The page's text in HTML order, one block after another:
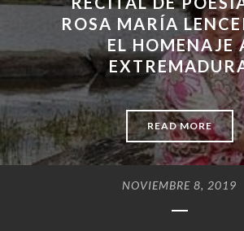
ROSA MARÍA
EL HOMENAJE
READ MORE
NOVIEMBRE 8, 2019